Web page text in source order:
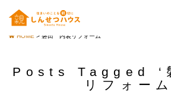
HOME > 磐田 内装リフォーム
Posts Tagged ‘
リフォーム